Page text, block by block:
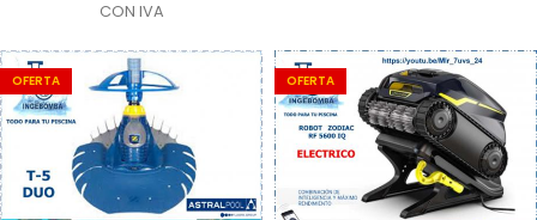
CON IVA
OFERTA OFERTA